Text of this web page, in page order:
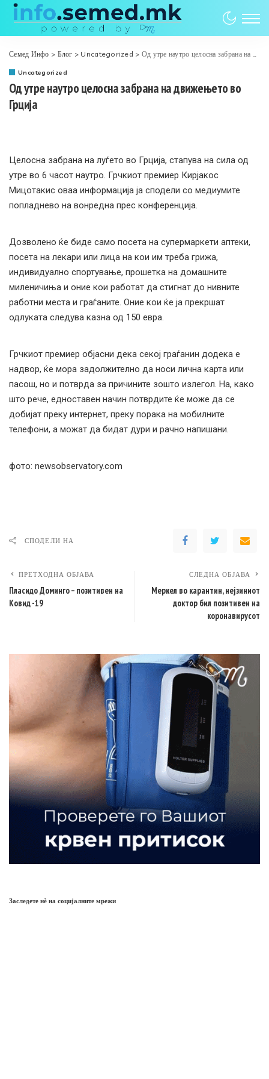
Семед Инфо > Блог > Uncategorized > Од утре наутро целосна забрана на движењето во Грција
Uncategorized
Од утре наутро целосна забрана на движењето во
Грција
Целосна забрана на луѓето во Грција, стапува на сила од
утре во 6 часот наутро. Грчкиот премиер Кирјакос
Мицотакис оваа информација ја сподели со медиумите
попладнево на вонредна прес конференција.
Дозволено ќе биде само посета на супермаркети аптеки,
посета на лекари или лица на кои им треба грижа,
индивидуално спортување, прошетка на домашните
миленичиња и оние кои работат да стигнат до нивните
работни места и граѓаните. Оние кои ќе ја прекршат
одлуката следува казна од 150 евра.
Грчкиот премиер објасни дека секој граѓанин додека е
надвор, ќе мора задолжително да носи лична карта или
пасош, но и потврда за причините зошто излегол. На, како
што рече, едноставен начин потврдите ќе може да се
добијат преку интернет, преку порака на мобилните
телефони, а можат да бидат дури и рачно напишани.
фото: newsobservatory.com
СПОДЕЛИ НА
ПРЕТХОДНА ОБЈАВА
Пласидо Доминго – позитивен на
Ковид -19
СЛЕДНА ОБЈАВА
Меркел во карантин, нејзиниот
доктор бил позитивен на
коронавирусот
Заследете нѐ на социјалните мрежи